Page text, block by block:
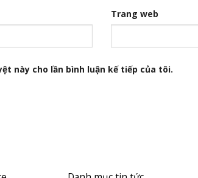
Trang web
này cho lần bình luận kế tiếp của tôi.